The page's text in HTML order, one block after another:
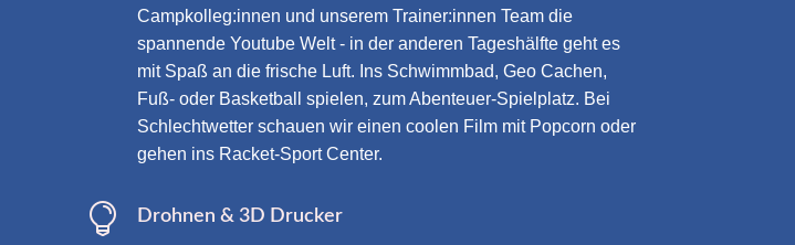
Campkolleg:innen und unserem Trainer:innen Team die
spannende Youtube Welt - in der anderen Tageshälfte geht es
mit Spaß an die frische Luft. Ins Schwimmbad, Geo Cachen,
Fuß- oder Basketball spielen, zum Abenteuer-Spielplatz. Bei
Schlechtwetter schauen wir einen coolen Film mit Popcorn oder
gehen ins Racket-Sport Center.
 Drohnen & 3D Drucker